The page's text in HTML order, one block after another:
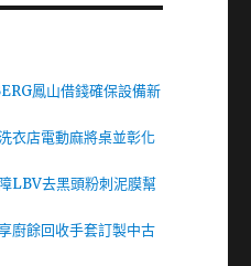
鳳山借錢確保設備新
衣店電動麻將桌並彰化
LBV去黑頭粉刺泥膜幫
廚餘回收手套訂製中古